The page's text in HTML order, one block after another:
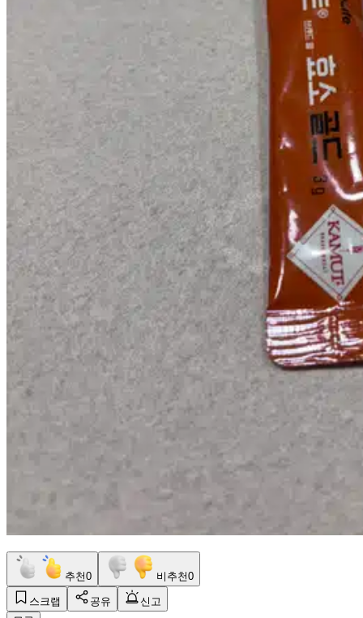
추천0 비추천0
스크랩 공유
신고